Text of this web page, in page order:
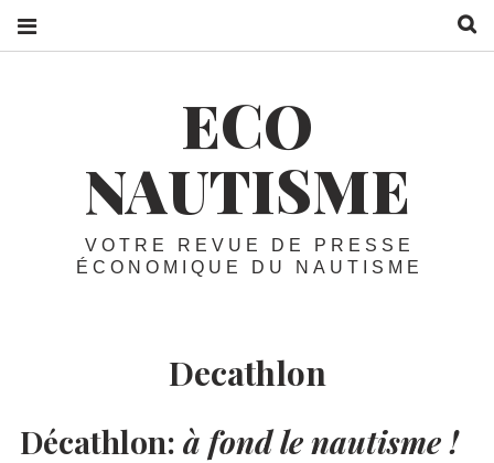
ECO
NAUTISME
VOTRE REVUE DE PRESSE
ÉCONOMIQUE DU NAUTISME
Decathlon
Décathlon: à fond le nautisme !